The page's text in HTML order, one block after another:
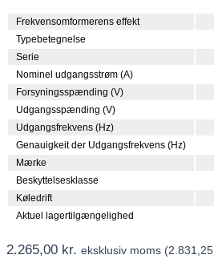
Frekvensomformerens effekt
Typebetegnelse
Serie
Nominel udgangsstrøm (A)
Forsyningsspænding (V)
Udgangsspænding (V)
Udgangsfrekvens (Hz)
Genauigkeit der Udgangsfrekvens (Hz)
Mærke
Beskyttelsesklasse
Køledrift
Aktuel lagertilgængelighed
2.265,00 kr. eksklusiv moms (2.831,25